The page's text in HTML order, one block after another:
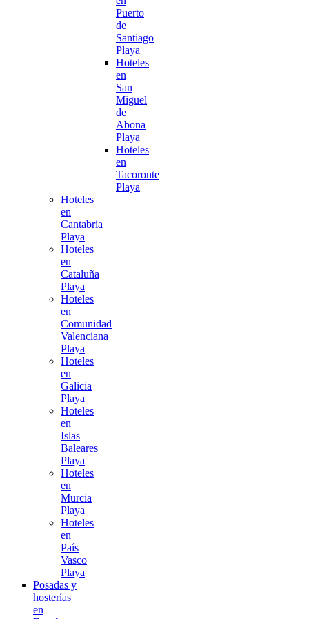
Puerto
de
Santiago
Playa
Hoteles
en
San
Miguel
de
Abona
Playa
Hoteles
en
Tacoronte
Playa
Hoteles
en
Cantabria
Playa
Hoteles
en
Cataluña
Playa
Hoteles
en
Comunidad
Valenciana
Playa
Hoteles
en
Galicia
Playa
Hoteles
en
Islas
Baleares
Playa
Hoteles
en
Murcia
Playa
Hoteles
en
País
Vasco
Playa
Posadas y
hosterías
en